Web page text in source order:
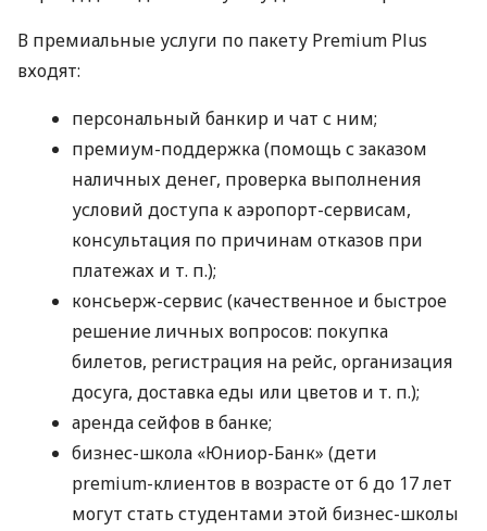
В премиальные услуги по пакету Premium Plus
входят:
персональный банкир и чат с ним;
премиум-поддержка (помощь с заказом
наличных денег, проверка выполнения
условий доступа к аэропорт-сервисам,
консультация по причинам отказов при
платежах и т. п.);
консьерж-сервис (качественное и быстрое
решение личных вопросов: покупка
билетов, регистрация на рейс, организация
досуга, доставка еды или цветов и т. п.);
аренда сейфов в банке;
бизнес-школа «Юниор-Банк» (дети
premium-клиентов в возрасте от 6 до 17 лет
могут стать студентами этой бизнес-школы